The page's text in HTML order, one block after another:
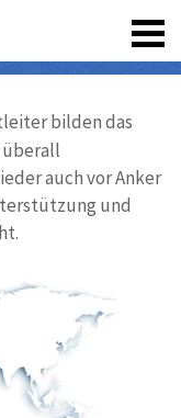
bilden das
auch vor Anker
und